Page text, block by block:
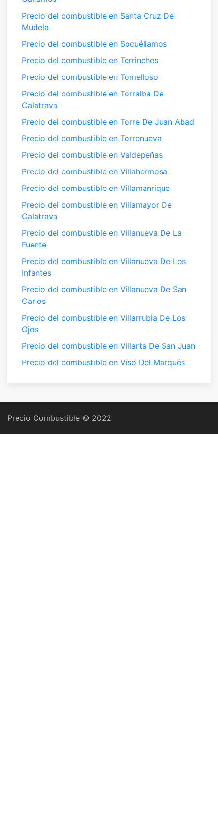
Precio del combustible en Santa Cruz De
Mudela
Precio del combustible en Socuéllamos
Precio del combustible en Terrinches
Precio del combustible en Tomelloso
Precio del combustible en Torralba De
Calatrava
Precio del combustible en Torre De Juan Abad
Precio del combustible en Torrenueva
Precio del combustible en Valdepeñas
Precio del combustible en Villahermosa
Precio del combustible en Villamanrique
Precio del combustible en Villamayor De
Calatrava
Precio del combustible en Villanueva De La
Fuente
Precio del combustible en Villanueva De Los
Infantes
Precio del combustible en Villanueva De San
Carlos
Precio del combustible en Villarrubia De Los
Ojos
Precio del combustible en Villarta De San Juan
Precio del combustible en Viso Del Marqués
Precio Combustible © 2022